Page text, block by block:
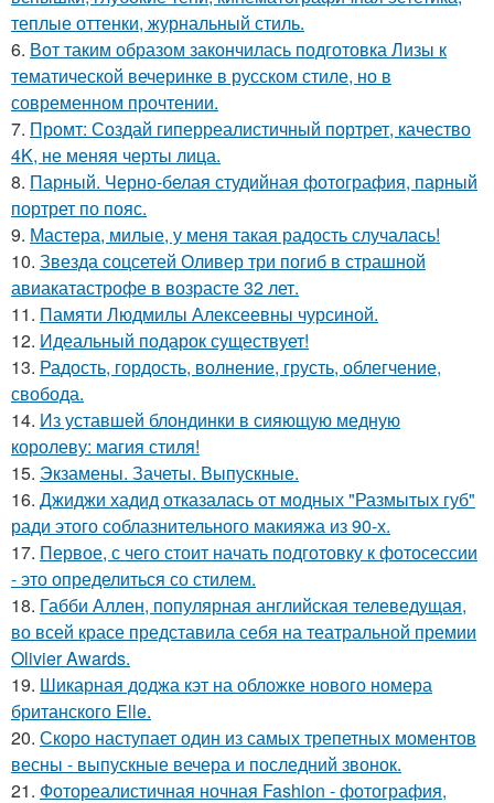
теплые оттенки, журнальный стиль.
6. Вот таким образом закончилась подготовка Лизы к
тематической вечеринке в русском стиле, но в
современном прочтении.
7. Промт: Создай гиперреалистичный портрет, качество
4K, не меняя черты лица.
8. Парный. Черно-белая студийная фотография, парный
портрет по пояс.
9. Мастера, милые, у меня такая радость случалась!
10. Звезда соцсетей Оливер три погиб в страшной
авиакатастрофе в возрасте 32 лет.
11. Памяти Людмилы Алексеевны чурсиной.
12. Идеальный подарок существует!
13. Радость, гордость, волнение, грусть, облегчение,
свобода.
14. Из уставшей блондинки в сияющую медную
королеву: магия стиля!
15. Экзамены. Зачеты. Выпускные.
16. Джиджи хадид отказалась от модных "Размытых губ"
ради этого соблазнительного макияжа из 90-х.
17. Первое, с чего стоит начать подготовку к фотосессии
- это определиться со стилем.
18. Габби Аллен, популярная английская телеведущая,
во всей красе представила себя на театральной премии
Olivier Awards.
19. Шикарная доджа кэт на обложке нового номера
британского Elle.
20. Скоро наступает один из самых трепетных моментов
весны - выпускные вечера и последний звонок.
21. Фотореалистичная ночная Fashion - фотография,